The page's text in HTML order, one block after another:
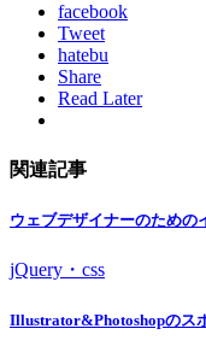
facebook
Tweet
hatebu
Share
Read Later
関連記事
ウェブデザイナーのための
jQuery・css
Illustrator&Photoshopのス